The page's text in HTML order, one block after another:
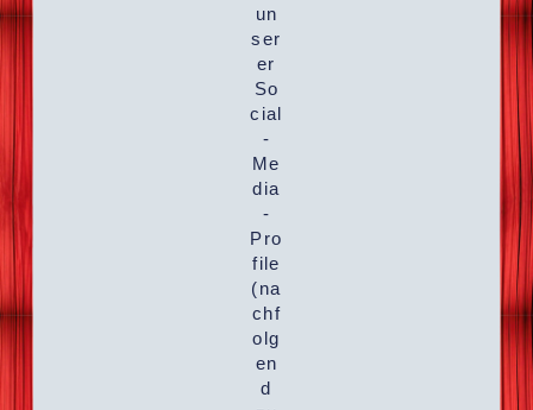
un
ser
er
So
cial
-
Me
dia
-
Pro
file
(na
chf
olg
en
d